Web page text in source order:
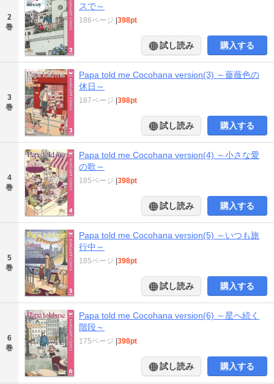
2
巻
スで～
186ページ 398pt
試し読み 購入する
3
巻
Papa told me Cocohana version(3) ～薔薇色の
休日～
187ページ 398pt
試し読み 購入する
4
巻
Papa told me Cocohana version(4) ～小さな愛
の歌～
185ページ 398pt
試し読み 購入する
5
巻
Papa told me Cocohana version(5) ～いつも旅
行中～
185ページ 398pt
試し読み 購入する
6
巻
Papa told me Cocohana version(6) ～星へ続く
階段～
175ページ 398pt
試し読み 購入する